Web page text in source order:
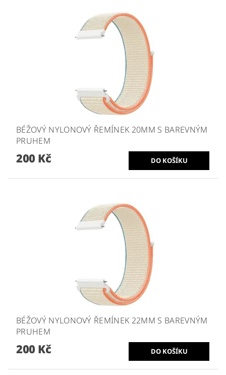
BÉŽOVÝ NYLONOVÝ ŘEMÍNEK 20MM S BAREVNÝM
PRUHEM
200 Kč
BÉŽOVÝ NYLONOVÝ ŘEMÍNEK 22MM S BAREVNÝM
PRUHEM
200 Kč